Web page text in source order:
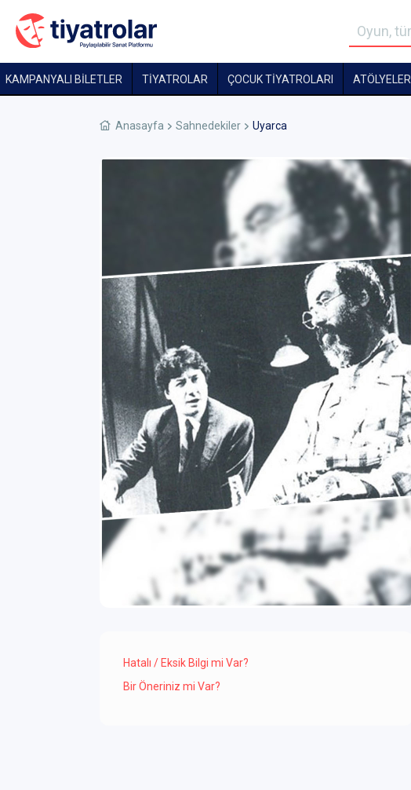
KAMPANYALI BİLETLER TİYATROLAR ÇOCUK TIYATROLARI ATÖLYELER
Anasayfa Sahnedekiler Uyarca
Hatalı / Eksik Bilgi mi Var?
Bir Öneriniz mi Var?